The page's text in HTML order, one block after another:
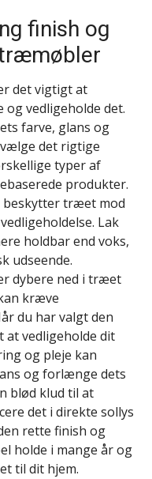
finish og
det vigtigt at
vedligeholde det.
farve, glans og
det rigtige
typer af
produkter.
beskytter træet mod
Lak
holdbar end voks,
udseende.
dybere ned i træet
kræve
du har valgt den
at vedligeholde dit
og pleje kan
og forlænge dets
blød klud til at
det i direkte sollys
rette finish og
holde i mange år og
til dit hjem.